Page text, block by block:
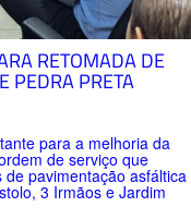
RETOMADA DE
PEDRA PRETA
para a melhoria da
de serviço que
pavimentação asfáltica
3 Irmãos e Jardim